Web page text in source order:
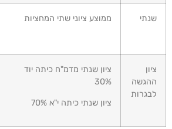
שנתי ממוצע ציוני שתי המחציות
ההגשה
לבגרות
ציון שנתי מדמ"ח כיתה יוד
30%
ציון שנתי כיתה י"א 70%